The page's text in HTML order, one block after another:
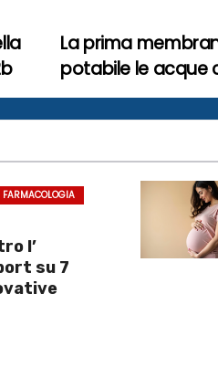
La prima
potabile le acque
FARMACOLOGIA
l’
su 7